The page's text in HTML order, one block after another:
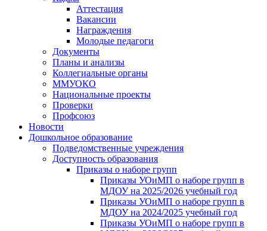
Аттестация
Вакансии
Награждения
Молодые педагоги
Документы
Планы и анализы
Коллегиальные органы
ММУОКО
Национальные проекты
Проверки
Профсоюз
Новости
Дошкольное образование
Подведомственные учреждения
Доступность образования
Приказы о наборе групп
Приказы УОиМП о наборе групп в
МДОУ на 2025/2026 учебный год
Приказы УОиМП о наборе групп в
МДОУ на 2024/2025 учебный год
Приказы УОиМП о наборе групп в